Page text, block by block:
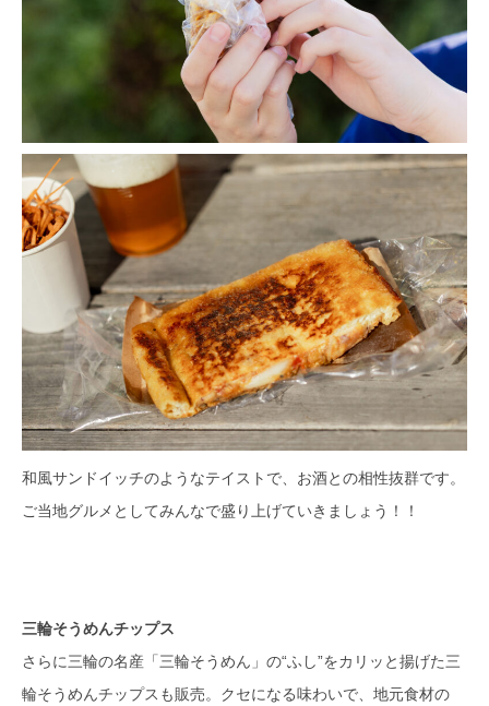
和風サンドイッチのようなテイストで、お酒との相性抜群です。
ご当地グルメとしてみんなで盛り上げていきましょう！！
三輪そうめんチップス
さらに三輪の名産「三輪そうめん」の“ふし”をカリッと揚げた三
輪そうめんチップスも販売。クセになる味わいで、地元食材の